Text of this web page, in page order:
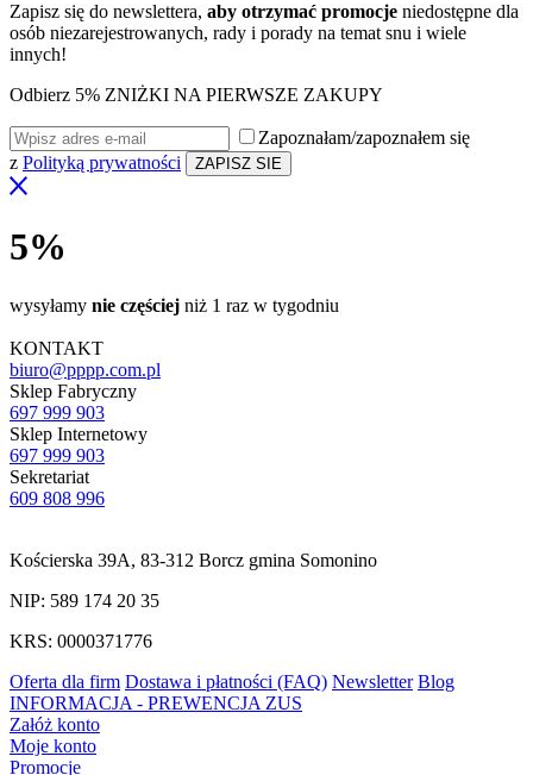
Zapisz się do newslettera, aby otrzymać promocje niedostępne dla
osób niezarejestrowanych, rady i porady na temat snu i wiele
innych!
Odbierz 5% ZNIŻKI NA PIERWSZE ZAKUPY
Zapoznałam/zapoznałem się
z Polityką prywatności
5%
wysyłamy nie częściej niż 1 raz w tygodniu
KONTAKT
biuro@pppp.com.pl
Sklep Fabryczny
697 999 903
Sklep Internetowy
697 999 903
Sekretariat
609 808 996
Kościerska 39A, 83-312 Borcz gmina Somonino
NIP: 589 174 20 35
KRS: 0000371776
Oferta dla firm Dostawa i płatności (FAQ) Newsletter Blog
INFORMACJA - PREWENCJA ZUS
Załóż konto
Moje konto
Promocje